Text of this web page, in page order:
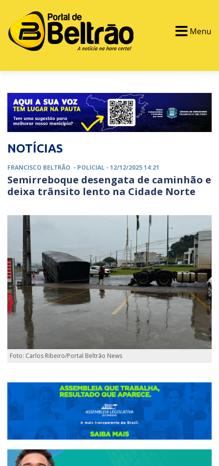
Menu
NOTÍCIAS
FRANCISCO BELTRÃO - POLICIAL - 12/12/2025 14:21
Semirreboque desengata de caminhão e
deixa trânsito lento na Cidade Norte
Foto: Carlos Ribeiro/Portal Beltrão News